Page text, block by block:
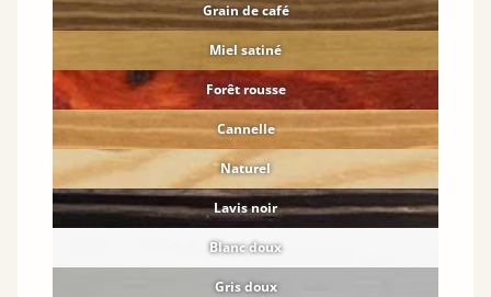
Grain de café
Miel satiné
Forêt rousse
Cannelle
Naturel
Lavis noir
Blanc doux
Gris doux